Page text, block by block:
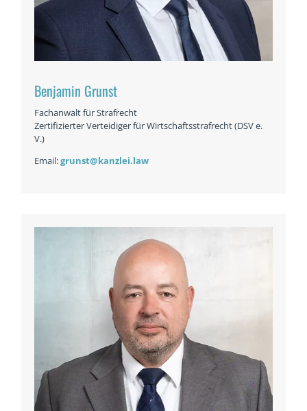
Benjamin Grunst
Fachanwalt für Strafrecht
Zertifizierter Verteidiger für Wirtschaftsstrafrecht (DSV e.
V.)
Email:grunst@kanzlei.law